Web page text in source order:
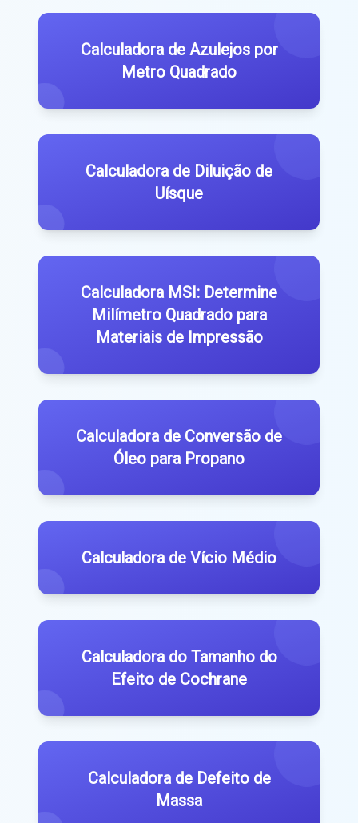
Calculadora de Azulejos por
Metro Quadrado
Calculadora de Diluição de
Uísque
Calculadora MSI: Determine
Milímetro Quadrado para
Materiais de Impressão
Calculadora de Conversão de
Óleo para Propano
Calculadora de Vício Médio
Calculadora do Tamanho do
Efeito de Cochrane
Calculadora de Defeito de
Massa